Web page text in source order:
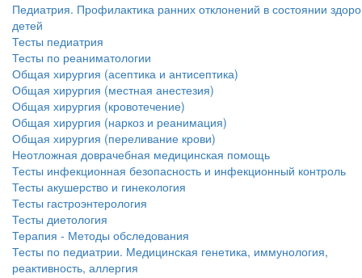
Педиатрия. Профилактика ранних отклонений в состоянии
детей
Тесты педиатрия
Тесты по реаниматологии
Общая хирургия (асептика и антисептика)
Общая хирургия (местная анестезия)
Общая хирургия (кровотечение)
Общая хирургия (наркоз и реанимация)
Общая хирургия (переливание крови)
Неотложная доврачебная медицинская помощь
Тесты инфекционная безопасность и инфекционный контроль
Тесты акушерство и гинекология
Тесты гастроэнтерология
Тесты диетология
Терапия - Методы обследования
Тесты по педиатрии. Медицинская генетика, иммунология,
реактивность, аллергия